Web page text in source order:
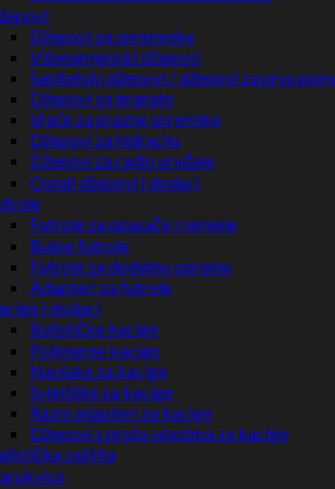
Džepovi za spremnike
Višenamjenski džepovi
Sanitetski džepovi / džepovi za prvu
Džepovi za granate
Vreće za prazne spremike
Džepovi za hidraciju
Džepovi za radio uređaje
Ostali džepovi i dodaci
Futrole za opasače i remene
Butne futrole
Futrole za dodatnu opremu
Adapteri za futrole
i dodaci
Balističke kacige
Polimerne kacige
Navlake za kacige
Svjetiljke za kacige
Razni adapteri za kacige
Džepovi s protu-utezima za kacige
zaštita